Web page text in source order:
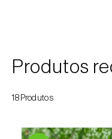
Espargo (
Espinafre (
Fava (Vicia faba)
Produtos
18Produtos